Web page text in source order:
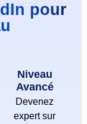
pour
Niveau
Avancé
Devenez
expert sur